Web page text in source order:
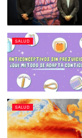
SALUD
SALUD